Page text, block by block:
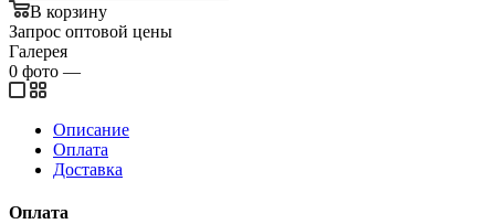
В корзину
Запрос оптовой цены
Галерея
0 фото —
Описание
Оплата
Доставка
Оплата